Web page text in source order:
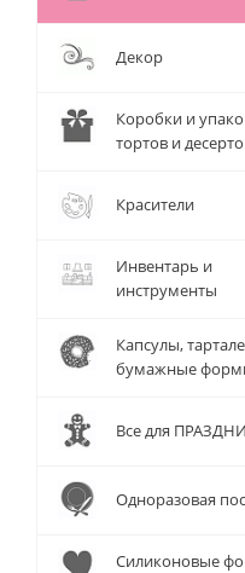
Декор
Коробки и
тортов и
Красители
Инвентарь и
инструменты
Капсулы,
бумажные
Все для
Одноразовая
Силиконовые